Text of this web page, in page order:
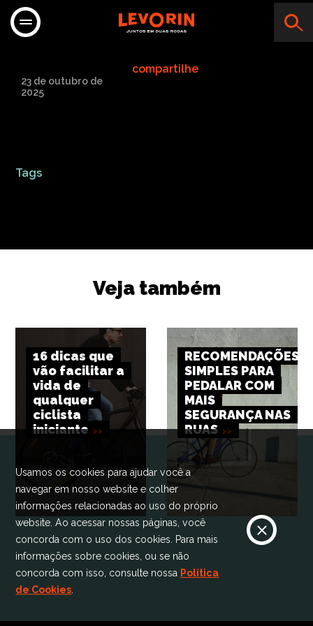
TATAO MOTO PEÇAS
23 de outubro de
2025
compartilhe
Tags
Veja também
16 dicas que
vão facilitar a
vida de
qualquer
ciclista
iniciante
RECOMENDAÇÕES
SIMPLES PARA
PEDALAR COM
MAIS
SEGURANÇA NAS
RUAS
Usamos os cookies para ajudar você a
navegar em nosso website e colher
informações relacionadas ao uso do próprio
website. Ao acessar nossas páginas, você
concorda com o uso dos cookies. Para mais
informações sobre cookies, ou se não
concorda com isso, consulte nossa Política
de Cookies